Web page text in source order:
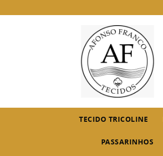
TECIDO TRICOLINE
PASSARINHOS